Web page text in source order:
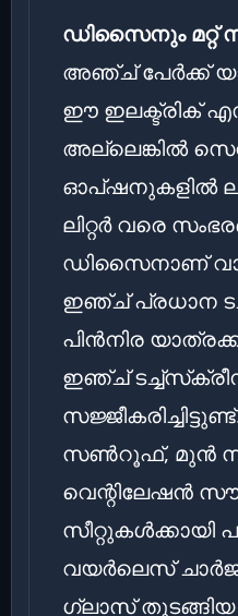
ഡിസൈനും മറ്റ്
അഞ്ച് പേർക്ക്
ഈ ഇലക്ട്രിക്
അല്ലെങ്കിൽ
ഓപ്ഷനുകളിൽ
ലിറ്റർ വരെ
ഡിസൈനാണ്
ഇഞ്ച് പ്രധാന
പിൻനിര
ഇഞ്ച്
സൺറൂഫ്, മുൻ
വെന്റിലേഷൻ
സീറ്റുകൾക്കായി
വയർലെസ്
ഗ്ലാസ്